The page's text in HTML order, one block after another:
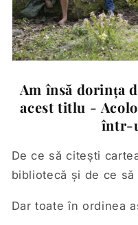
Am însă dorința
acest titlu -
într-
De ce să citești
bibliotecă și de ce
Dar toate în ordinea